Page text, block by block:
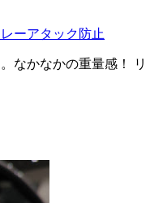
ーアタック防止
なかなかの重量感！ リ